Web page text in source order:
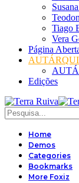
Tiago
Vera
Página
Edições
Home
Demos
Categories
Bookmarks
More Foxiz